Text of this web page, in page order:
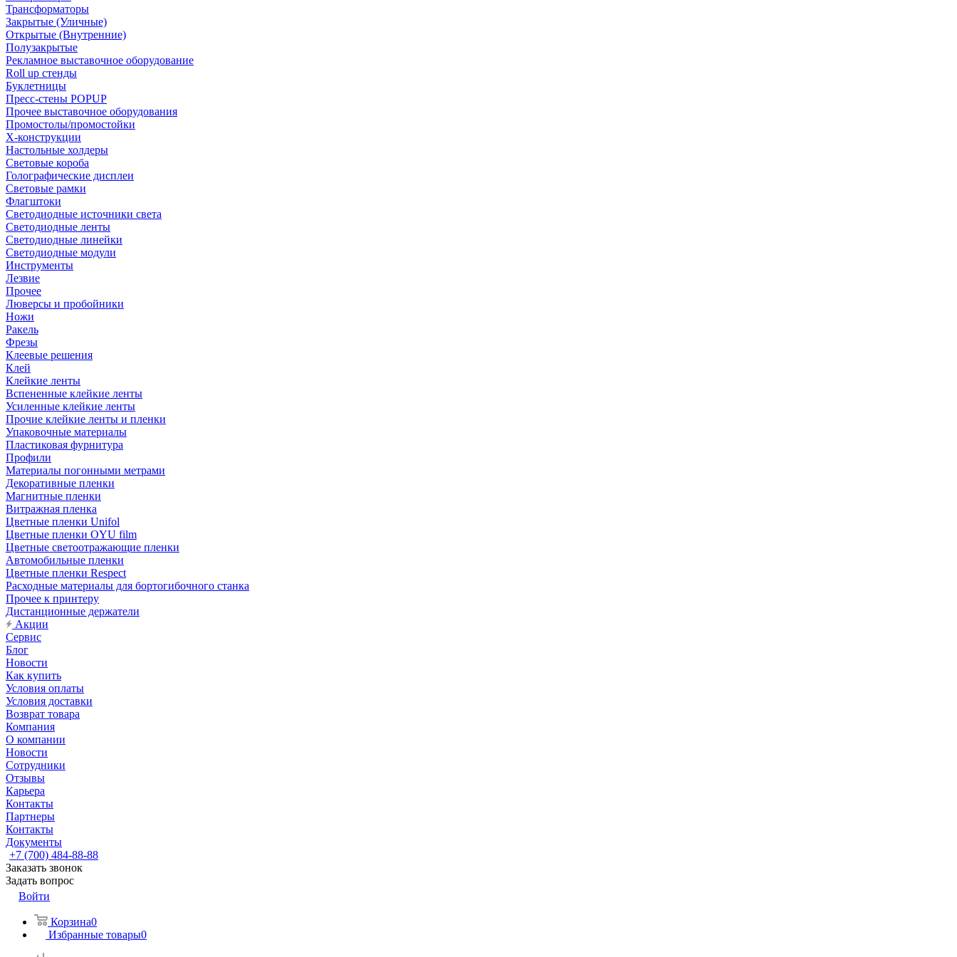
Трансформаторы
Закрытые (Уличные)
Открытые (Внутренние)
Полузакрытые
Рекламное выставочное оборудование
Roll up стенды
Буклетницы
Пресс-стены POPUP
Прочее выставочное оборудования
Промостолы/промостойки
Х-конструкции
Настольные холдеры
Световые короба
Голографические дисплеи
Световые рамки
Флагштоки
Светодиодные источники света
Светодиодные ленты
Светодиодные линейки
Светодиодные модули
Инструменты
Лезвие
Прочее
Люверсы и пробойники
Ножи
Ракель
Фрезы
Клеевые решения
Клей
Клейкие ленты
Вспененные клейкие ленты
Усиленные клейкие ленты
Прочие клейкие ленты и пленки
Упаковочные материалы
Пластиковая фурнитура
Профили
Материалы погонными метрами
Декоративные пленки
Магнитные пленки
Витражная пленка
Цветные пленки Unifol
Цветные пленки OYU film
Цветные светоотражающие пленки
Автомобильные пленки
Цветные пленки Respect
Расходные материалы для бортогибочного станка
Прочее к принтеру
Дистанционные держатели
Акции
Сервис
Блог
Новости
Как купить
Условия оплаты
Условия доставки
Возврат товара
Компания
О компании
Новости
Сотрудники
Отзывы
Карьера
Контакты
Партнеры
Контакты
Документы
+7 (700) 484-88-88
Заказать звонок
Задать вопрос
Войти
Корзина0
Избранные товары0